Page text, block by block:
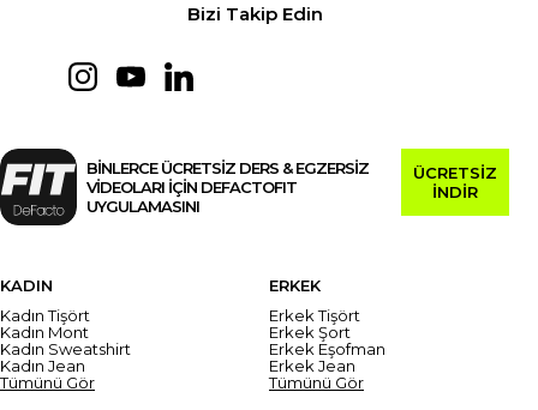
Bizi Takip Edin
BİNLERCE ÜCRETSİZ DERS & EGZERSİZ
VİDEOLARI İÇİN DEFACTOFIT
UYGULAMASINI
ÜCRETSİZ
İNDİR
KADIN
Kadın Tişört
Kadın Mont
Kadın Sweatshirt
Kadın Jean
Tümünü Gör
ERKEK
Erkek Tişört
Erkek Şort
Erkek Eşofman
Erkek Jean
Tümünü Gör